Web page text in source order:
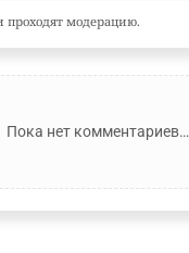
модерацию.
Пока нет комментариев…